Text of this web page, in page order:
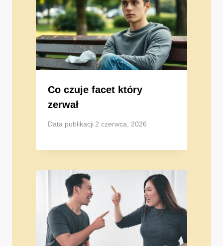
Co czuje facet który
zerwał
Data publikacji 2 czerwca, 2026